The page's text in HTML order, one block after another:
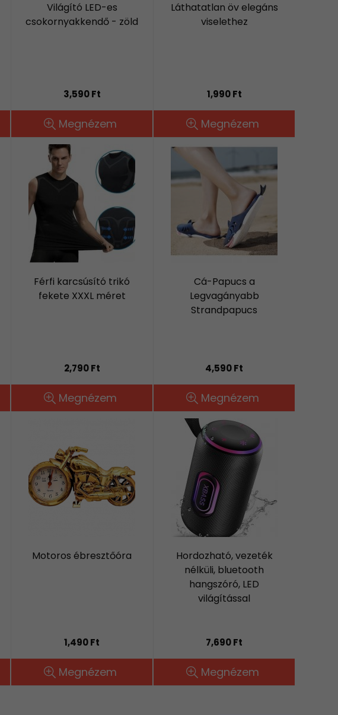
Világító LED-es
csokornyakkendő - zöld
3,590 Ft
Megnézem
Láthatatlan öv elegáns
viselethez
1,990 Ft
Megnézem
Férfi karcsúsító trikó
fekete XXXL méret
2,790 Ft
Megnézem
Cá-Papucs a
Legvagányabb
Strandpapucs
4,590 Ft
Megnézem
Motoros ébresztőóra
1,490 Ft
Megnézem
Hordozható, vezeték
nélküli, bluetooth
hangszóró, LED
világítással
7,690 Ft
Megnézem